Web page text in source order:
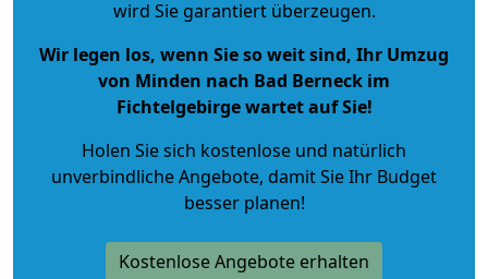
wird Sie garantiert überzeugen.
Wir legen los, wenn Sie so weit sind, Ihr Umzug
von Minden nach Bad Berneck im
Fichtelgebirge wartet auf Sie!
Holen Sie sich kostenlose und natürlich
unverbindliche Angebote, damit Sie Ihr Budget
besser planen!
Kostenlose Angebote erhalten